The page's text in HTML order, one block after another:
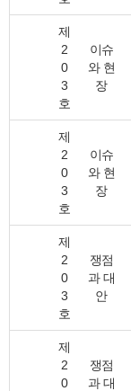
제
2
0
3
호
이슈
와 현
장
제
2
0
3
호
이슈
와 현
장
제
2
0
3
호
쟁점
과 대
안
제
2
0
쟁점
과 대